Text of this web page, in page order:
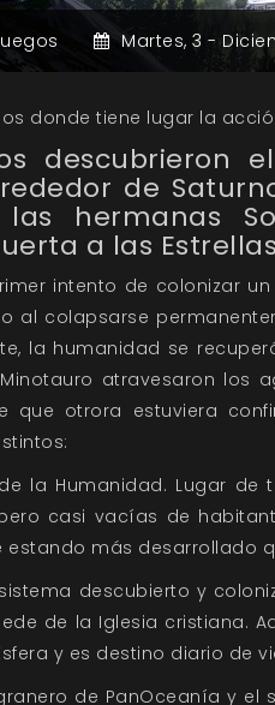
Martes, 3 -
donde tiene lugar la
descubrieron
de
hermanas
a las
intento de colonizar un
al colapsarse
la humanidad se
atravesaron los
que otrora estuviera
la Humanidad. Lugar de
casi vacías de
estando más desarrollado
descubierto y
de la Iglesia cristiana.
y es destino diario de
de PanOceanía y